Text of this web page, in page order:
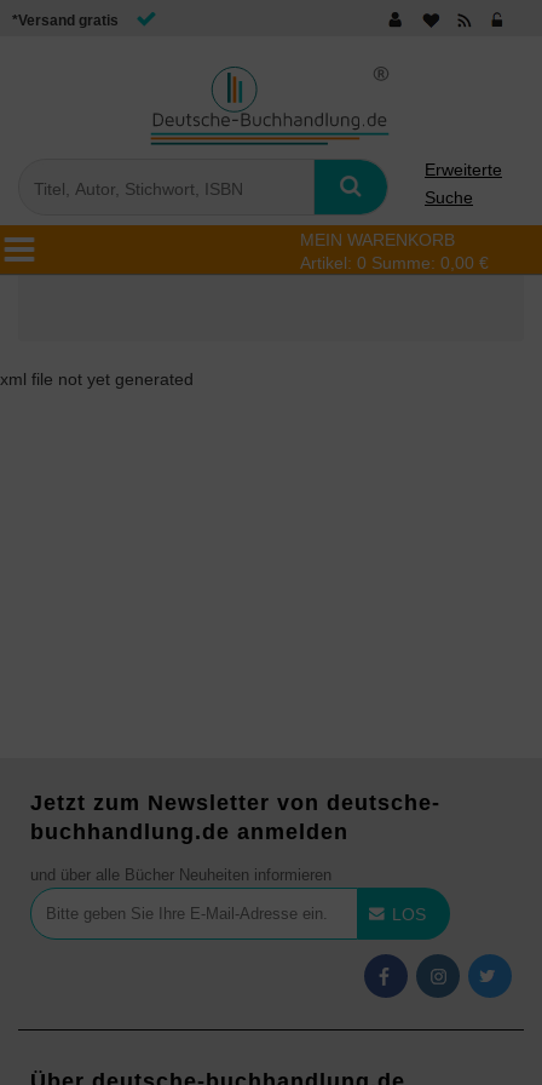
*Versand gratis
Erweiterte
Suche
MEIN WARENKORB
Artikel: 0 Summe: 0,00 €
xml file not yet generated
Jetzt zum Newsletter von deutsche-
buchhandlung.de anmelden
und über alle Bücher Neuheiten informieren
LOS